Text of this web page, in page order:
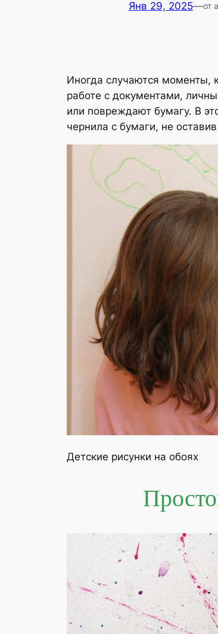
Янв 29, 2025—от
Иногда случаются моменты,
работе с документами,
или повреждают бумагу. В
чернила с бумаги, не
Детские рисунки на обоях